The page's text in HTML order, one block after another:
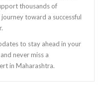
thousands of
toward a successful
to stay ahead in your
never miss a
in Maharashtra.